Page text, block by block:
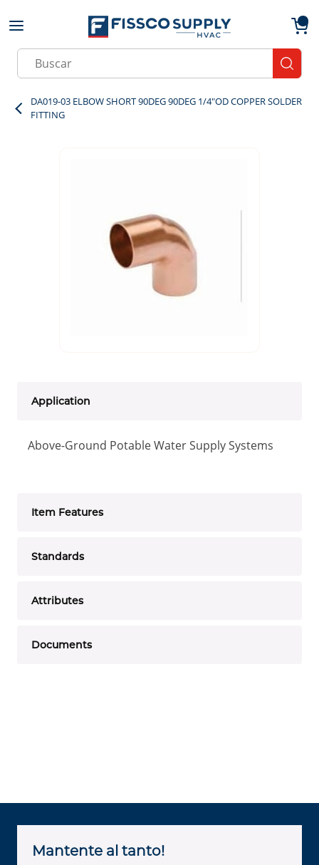
Skip to main content
Site Search
DA019-03 ELBOW SHORT 90DEG 90DEG 1/4"OD COPPER SOLDER
FITTING
Application
Above-Ground Potable Water Supply Systems
Item Features
Standards
Attributes
Documents
Mantente al tanto!